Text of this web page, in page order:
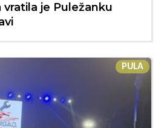
je Puležanku
PULA